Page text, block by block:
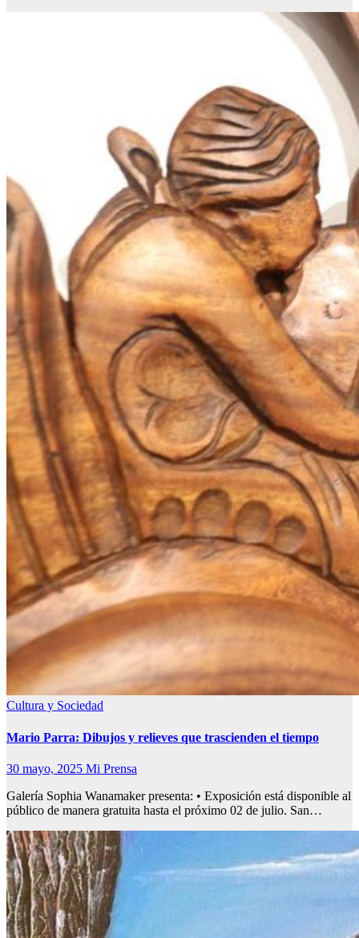
Cultura y Sociedad
Mario Parra: Dibujos y relieves que trascienden el tiempo
30 mayo, 2025 Mi Prensa
Galería Sophia Wanamaker presenta: • Exposición está disponible al
público de manera gratuita hasta el próximo 02 de julio. San…